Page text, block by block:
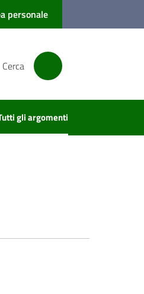
personale
Cerca
gli argomenti
Menu selezionato